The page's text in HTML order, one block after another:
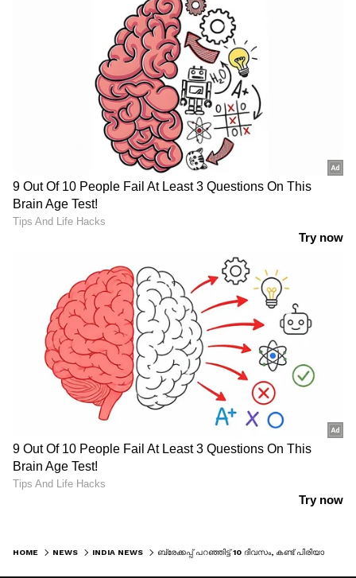
HOME NEWS INDIA NEWS